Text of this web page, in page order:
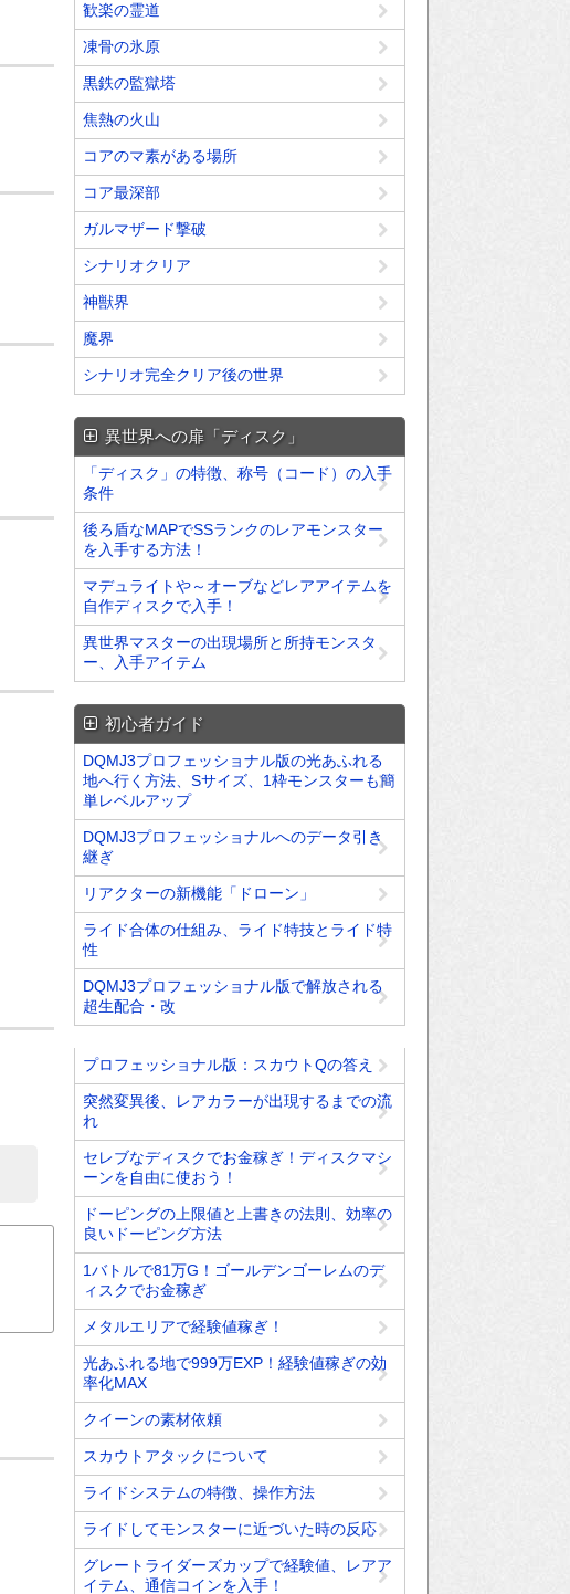
歓楽の霊道
凍骨の氷原
黒鉄の監獄塔
焦熱の火山
コアのマ素がある場所
コア最深部
ガルマザード撃破
シナリオクリア
神獣界
魔界
シナリオ完全クリア後の世界
異世界への扉「ディスク」
「ディスク」の特徴、称号（コード）の入手
条件
後ろ盾なMAPでSSランクのレアモンスター
を入手する方法！
マデュライトや～オーブなどレアアイテムを
自作ディスクで入手！
異世界マスターの出現場所と所持モンスタ
ー、入手アイテム
初心者ガイド
DQMJ3プロフェッショナル版の光あふれる
地へ行く方法、Sサイズ、1枠モンスターも簡
単レベルアップ
DQMJ3プロフェッショナルへのデータ引き
継ぎ
リアクターの新機能「ドローン」
ライド合体の仕組み、ライド特技とライド特
性
DQMJ3プロフェッショナル版で解放される
超生配合・改
プロフェッショナル版：スカウトQの答え
突然変異後、レアカラーが出現するまでの流
れ
セレブなディスクでお金稼ぎ！ディスクマシ
ーンを自由に使おう！
ドーピングの上限値と上書きの法則、効率の
良いドーピング方法
1バトルで81万G！ゴールデンゴーレムのデ
ィスクでお金稼ぎ
メタルエリアで経験値稼ぎ！
光あふれる地で999万EXP！経験値稼ぎの効
率化MAX
クイーンの素材依頼
スカウトアタックについて
ライドシステムの特徴、操作方法
ライドしてモンスターに近づいた時の反応
グレートライダーズカップで経験値、レアア
イテム、通信コインを入手！